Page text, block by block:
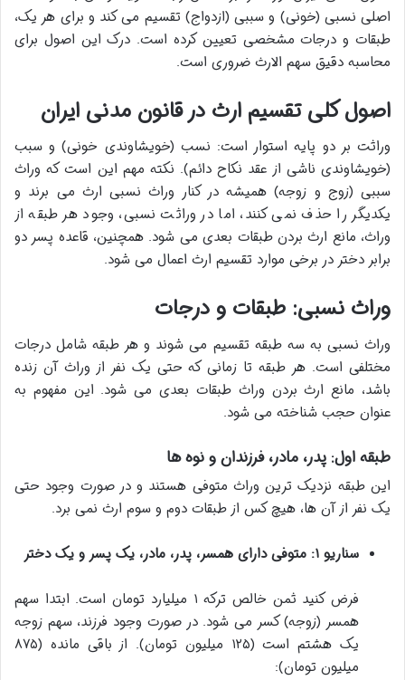
اصلی نسبی (خونی) و سببی (ازدواج) تقسیم می کند و برای هر یک،
طبقات و درجات مشخصی تعیین کرده است. درک این اصول برای
محاسبه دقیق سهم الارث ضروری است.
اصول کلی تقسیم ارث در قانون مدنی ایران
وراثت بر دو پایه استوار است: نسب (خویشاوندی خونی) و سبب
(خویشاوندی ناشی از عقد نکاح دائم). نکته مهم این است که وراث
سببی (زوج و زوجه) همیشه در کنار وراث نسبی ارث می برند و
یکدیگر را حذف نمی کنند، اما در وراثت نسبی، وجود هر طبقه از
وراث، مانع ارث بردن طبقات بعدی می شود. همچنین، قاعده پسر دو
برابر دختر در برخی موارد تقسیم ارث اعمال می شود.
وراث نسبی: طبقات و درجات
وراث نسبی به سه طبقه تقسیم می شوند و هر طبقه شامل درجات
مختلفی است. هر طبقه تا زمانی که حتی یک نفر از وراث آن زنده
باشد، مانع ارث بردن وراث طبقات بعدی می شود. این مفهوم به
عنوان حجب شناخته می شود.
طبقه اول: پدر، مادر، فرزندان و نوه ها
این طبقه نزدیک ترین وراث متوفی هستند و در صورت وجود حتی
یک نفر از آن ها، هیچ کس از طبقات دوم و سوم ارث نمی برد.
سناریو ۱: متوفی دارای همسر، پدر، مادر، یک پسر و یک دختر
فرض کنید ثمن خالص ترکه ۱ میلیارد تومان است. ابتدا سهم
همسر (زوجه) کسر می شود. در صورت وجود فرزند، سهم زوجه
یک هشتم است (۱۲۵ میلیون تومان). از باقی مانده (۸۷۵
میلیون تومان):